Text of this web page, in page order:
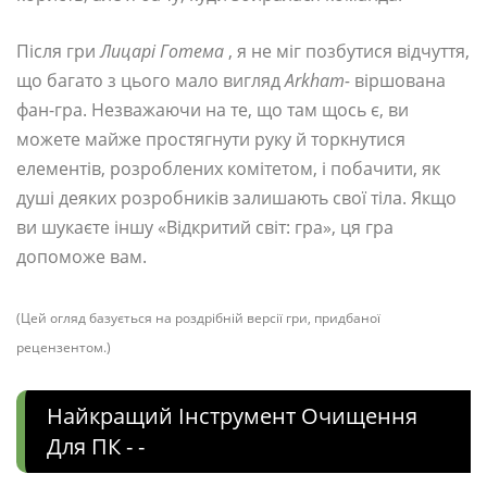
Після гриЛицарі Готема , я не міг позбутися відчуття,
що багато з цього мало виглядArkham- віршована
фан-гра. Незважаючи на те, що там щось є, ви
можете майже простягнути руку й торкнутися
елементів, розроблених комітетом, і побачити, як
душі деяких розробників залишають свої тіла. Якщо
ви шукаєте іншу «Відкритий світ: гра», ця гра
допоможе вам.
(Цей огляд базується на роздрібній версії гри, придбаної
рецензентом.)
Найкращий Інструмент Очищення
Для ПК - -